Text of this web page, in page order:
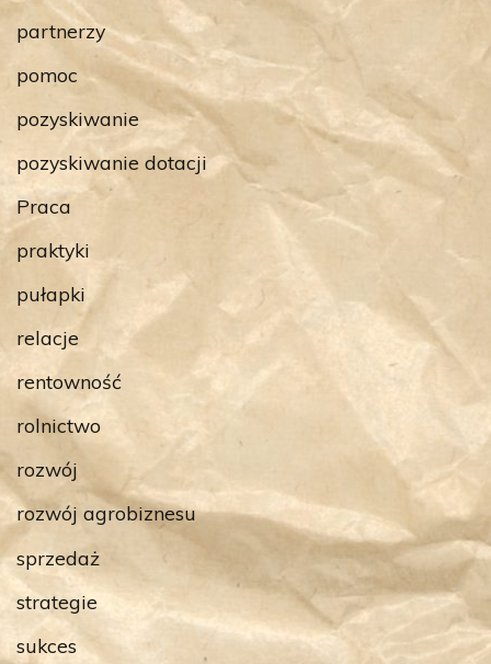
partnerzy
pomoc
pozyskiwanie
pozyskiwanie dotacji
Praca
praktyki
pułapki
relacje
rentowność
rolnictwo
rozwój
rozwój agrobiznesu
sprzedaż
strategie
sukces